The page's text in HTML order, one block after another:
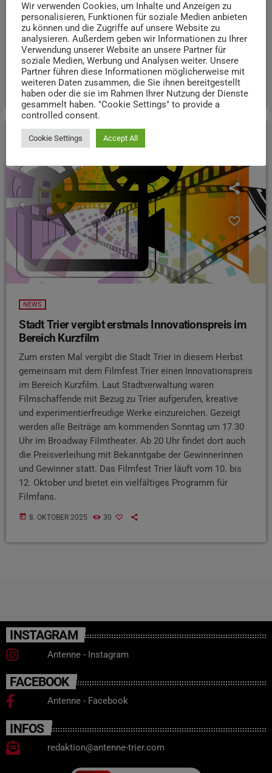
Filmschaffende aus Trier und der Großregion auf der
großen Leinwand zu feiern
Gezeigt werden Werke
von Profis sowie Newcomer*innen von Kurzfilmen, über
Musikvideos, bis zu Dokumentarfilmen. Mitbegründer des
Filmfests, Jonas Eiden, verrät uns im Interview mehr!
today 8. OKTOBER 2025 38
NEWS
Stadt Trier vergibt erstmals Innovationspreis im
Bereich Kurzfilm
Zum ersten Mal vergibt die Stadt Trier in diesem Herbst
gemeinsam mit dem Filmfest Trier einen Innovationspreis
im Bereich Kurzfilm. Laut Stadtverwaltung waren
Filmschaffende mit Bezug zu Trier aufgerufen, kreative
und experimentierfreudige Werke einzureichen. Gezeigt
werden alle Beiträge am kommenden Sonntag um 17.30
Uhr im Broadway Filmtheater. Ab 20 Uhr findet dort auch
die Preisverleihung mit Bekanntgabe der Gewinnerinnen
und Gewinner statt. Das Filmfest Trier läuft vom 10. bis
12. Oktober und bietet ein vielfältiges Programm für
Filmfans.
today 8. OKTOBER 2025 30
INSTAGRAM
Antenne - Instagram
FACEBOOK
Antenne - Facebook
INFOS
redaktion@antenne-trier.com
Wir verwenden Cookies, um Inhalte und Anzeigen zu
personalisieren, Funktionen für soziale Medien anbieten
zu können und die Zugriffe auf unsere Website zu
analysieren. Außerdem geben wir Informationen zu Ihrer
Verwendung unserer Website an unsere Partner für
soziale Medien, Werbung und Analysen weiter. Unsere
Partner führen diese Informationen möglicherweise mit
weiteren Daten zusammen, die Sie ihnen bereitgestellt
haben oder die sie im Rahmen Ihrer Nutzung der Dienste
gesammelt haben. "Cookie Settings" to provide a
controlled consent.
Cookie Settings Accept All